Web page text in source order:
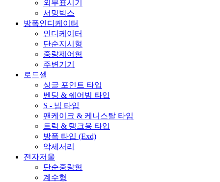
외부표시기
서밍박스
방폭인디케이터
인디케이터
단순지시형
중량제어형
주변기기
로드셀
싱글 포인트 타입
벤딩 & 쉐어빔 타입
S - 빔 타입
팬케이크 & 케니스탈 타입
트럭 & 탱크용 타입
방폭 타입 (Exd)
악세서리
전자저울
단순중량형
계수형